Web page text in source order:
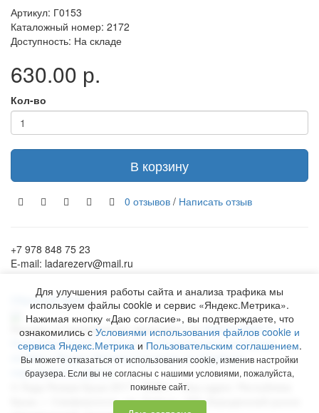
Артикул: Г0153
Каталожный номер: 2172
Доступность: На складе
630.00 р.
Кол-во
В корзину
0 отзывов / Написать отзыв
+7 978 848 75 23
E-mail: ladarezerv@mail.ru
Обратный звонок
Рекламу в Симферополе заказывают наwww.ra-salgir.ru.
Пользовательское соглашение Политика использования
cookies и Яндекс.Метрики Согласие на обработку
персональных данных
2017 - 2026 гг. Наш адрес:
Симферополь,пр. Победы, 230, Бородинский рынок
Для улучшения работы сайта и анализа трафика мы
используем файлы cookie и сервис «Яндекс.Метрика».
Нажимая кнопку «Даю согласие», вы подтверждаете, что
ознакомились с Условиями использования файлов cookie и
сервиса Яндекс.Метрикаи Пользовательским соглашением.
Вы можете отказаться от использования cookie, изменив настройки
браузера. Если вы не согласны с нашими условиями, пожалуйста,
покиньте сайт.